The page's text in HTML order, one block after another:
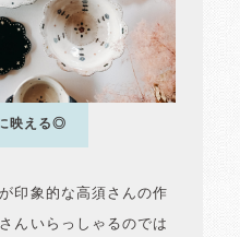
映える◎
印象的な高須さんの作
んいらっしゃるのでは